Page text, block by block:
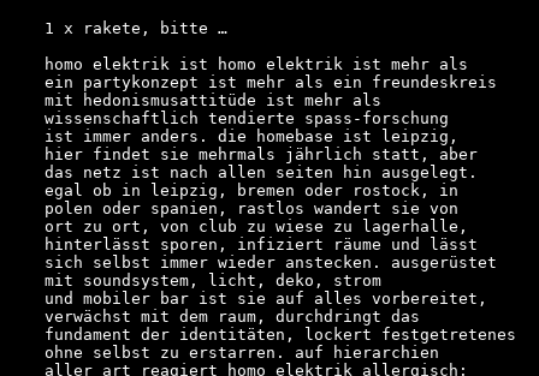
1 x rakete, bitte …
homo elektrik ist homo elektrik ist mehr als
ein partykonzept ist mehr als ein freundeskreis
mit hedonismusattitüde ist mehr als
wissenschaftlich tendierte spass-forschung
ist immer anders. die homebase ist leipzig,
hier findet sie mehrmals jährlich statt, aber
das netz ist nach allen seiten hin ausgelegt.
egal ob in leipzig, bremen oder rostock, in
polen oder spanien, rastlos wandert sie von
ort zu ort, von club zu wiese zu lagerhalle,
hinterlässt sporen, infiziert räume und lässt
sich selbst immer wieder anstecken. ausgerüstet
mit soundsystem, licht, deko, strom
und mobiler bar ist sie auf alles vorbereitet,
verwächst mit dem raum, durchdringt das
fundament der identitäten, lockert festgetretenes
ohne selbst zu erstarren. auf hierarchien
aller art reagiert homo elektrik allergisch: